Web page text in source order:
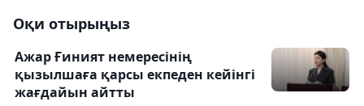
Оқи отырыңыз
Ажар Ғиният немересінің
қызылшаға қарсы екпеден кейінгі
жағдайын айтты